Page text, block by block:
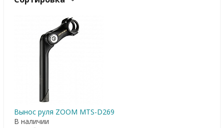
Вынос руля ZOOM MTS-D269
В наличии